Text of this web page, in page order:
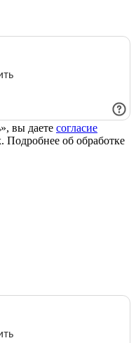
вы даете согласие
Подробнее об обработке